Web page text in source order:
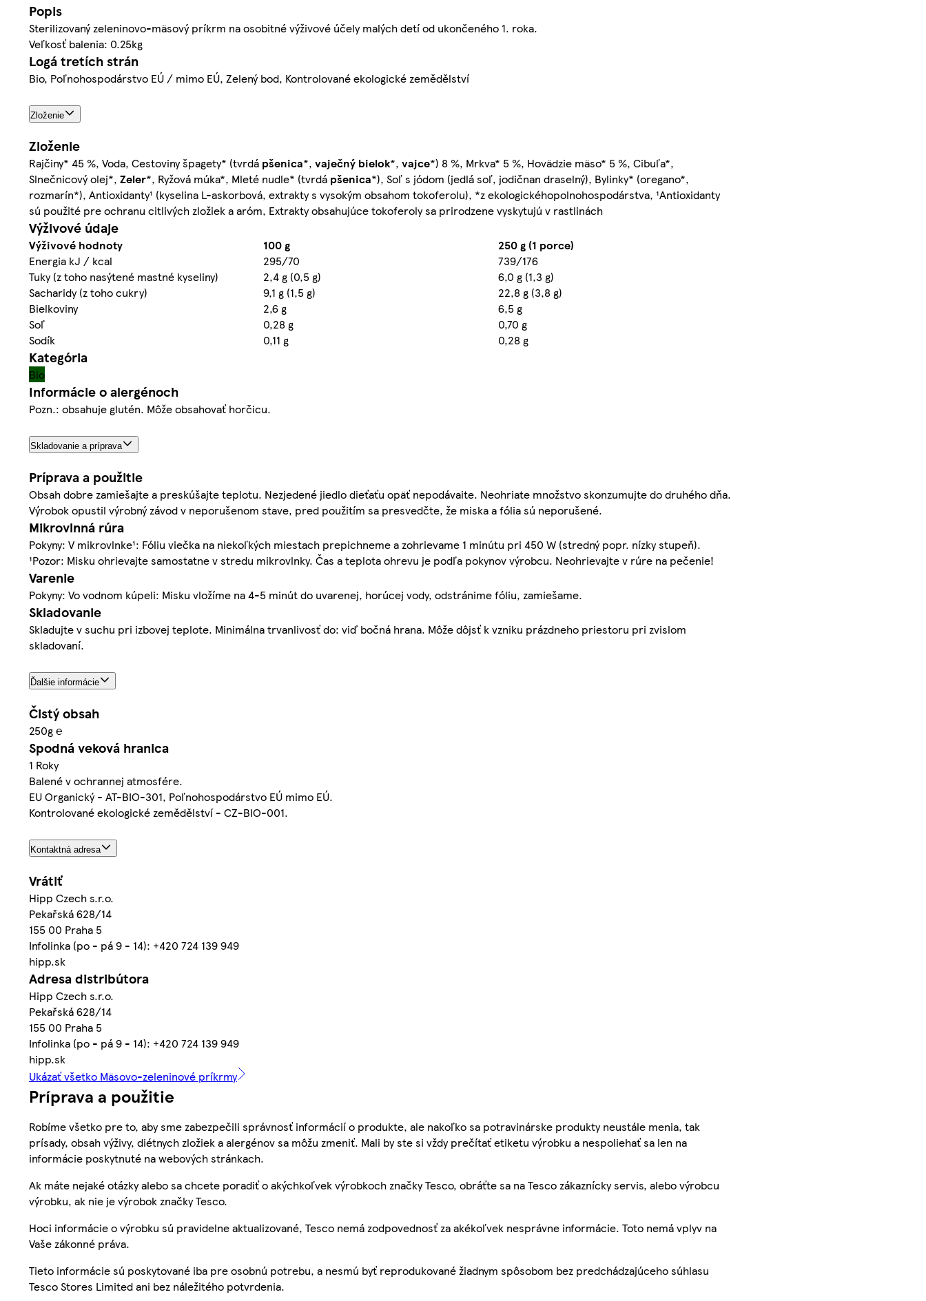
Popis
Sterilizovaný zeleninovo-mäsový príkrm na osobitné výživové účely malých detí od ukončeného 1. roka.
Veľkosť balenia: 0.25kg
Logá tretích strán
Bio, Poľnohospodárstvo EÚ / mimo EÚ, Zelený bod, Kontrolované ekologické zemědělství
Zloženie
Zloženie
Rajčiny* 45 %, Voda, Cestoviny špagety* (tvrdá pšenica*, vaječný bielok*, vajce*) 8 %, Mrkva* 5 %, Hovädzie mäso* 5 %, Cibuľa*,
Slnečnicový olej*, Zeler*, Ryžová múka*, Mleté nudle* (tvrdá pšenica*), Soľ s jódom (jedlá soľ, jodičnan draselný), Bylinky* (oregano*,
rozmarín*), Antioxidanty¹ (kyselina L-askorbová, extrakty s vysokým obsahom tokoferolu), *z ekologickéhopolnohospodárstva, ¹Antioxidanty
sú použité pre ochranu citlivých zložiek a aróm, Extrakty obsahujúce tokoferoly sa prirodzene vyskytujú v rastlinách
Výživové údaje
Výživové hodnoty 100 g
250 g (1 porce)
Energia kJ / kcal
295/70
739/176
Tuky (z toho nasýtené mastné kyseliny)
2,4 g (0,5 g)
6,0 g (1,3 g)
Sacharidy (z toho cukry)
9,1 g (1,5 g)
22,8 g (3,8 g)
Bielkoviny
2,6 g
6,5 g
Soľ
0,28 g
0,70 g
Sodík
0,11 g 0,28 g
Kategória
Bio
Informácie o alergénoch
Pozn.: obsahuje glutén. Môže obsahovať horčicu.
Skladovanie a príprava
Príprava a použitie
Obsah dobre zamiešajte a preskúšajte teplotu. Nezjedené jiedlo dieťaťu opäť nepodávaite. Neohriate množstvo skonzumujte do druhého dňa.
Výrobok opustil výrobný závod v neporušenom stave, pred použitím sa presvedčte, že miska a fólia sú neporušené.
Mikrovlnná rúra
Pokyny: V mikrovlnke¹: Fóliu viečka na niekoľkých miestach prepichneme a zohrievame 1 minútu pri 450 W (stredný popr. nízky stupeň).
¹Pozor: Misku ohrievajte samostatne v stredu mikrovlnky. Čas a teplota ohrevu je podľa pokynov výrobcu. Neohrievajte v rúre na pečenie!
Varenie
Pokyny: Vo vodnom kúpeli: Misku vložíme na 4-5 minút do uvarenej, horúcej vody, odstránime fóliu, zamiešame.
Skladovanie
Skladujte v suchu pri izbovej teplote. Minimálna trvanlivosť do: viď bočná hrana. Môže dôjsť k vzniku prázdneho priestoru pri zvislom
skladovaní.
Ďalšie informácie
Čistý obsah
250g ℮
Spodná veková hranica
1 Roky
Balené v ochrannej atmosfére.
EU Organický - AT-BIO-301, Poľnohospodárstvo EÚ mimo EÚ.
Kontrolované ekologické zemědělství - CZ-BIO-001.
Kontaktná adresa
Vrátiť
Hipp Czech s.r.o.
Pekařská 628/14
155 00 Praha 5
Infolinka (po - pá 9 - 14): +420 724 139 949
hipp.sk
Adresa distribútora
Hipp Czech s.r.o.
Pekařská 628/14
155 00 Praha 5
Infolinka (po - pá 9 - 14): +420 724 139 949
hipp.sk
Ukázať všetko Mäsovo-zeleninové príkrmy
Príprava a použitie
Robíme všetko pre to, aby sme zabezpečili správnosť informácií o produkte, ale nakoľko sa potravinárske produkty neustále menia, tak
prísady, obsah výživy, diétnych zložiek a alergénov sa môžu zmeniť. Mali by ste si vždy prečítať etiketu výrobku a nespoliehať sa len na
informácie poskytnuté na webových stránkach.
Ak máte nejaké otázky alebo sa chcete poradiť o akýchkoľvek výrobkoch značky Tesco, obráťte sa na Tesco zákaznícky servis, alebo výrobcu
výrobku, ak nie je výrobok značky Tesco.
Hoci informácie o výrobku sú pravidelne aktualizované, Tesco nemá zodpovednosť za akékoľvek nesprávne informácie. Toto nemá vplyv na
Vaše zákonné práva.
Tieto informácie sú poskytované iba pre osobnú potrebu, a nesmú byť reprodukované žiadnym spôsobom bez predchádzajúceho súhlasu
Tesco Stores Limited ani bez náležitého potvrdenia.